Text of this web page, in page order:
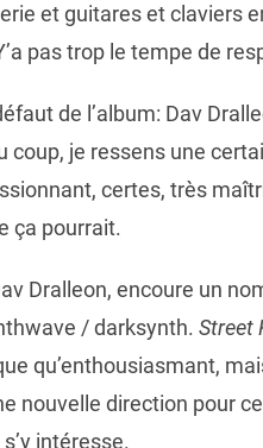
et guitares et claviers
pas trop le tempe de
de l’album: Dav
coup, je ressens une
certes, très
ça pourrait.
Dralleon, encoure un
/ darksynth. Street
qu’enthousiasmant,
nouvelle direction pour
intéresse.